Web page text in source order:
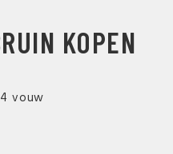
KOPEN
vouw